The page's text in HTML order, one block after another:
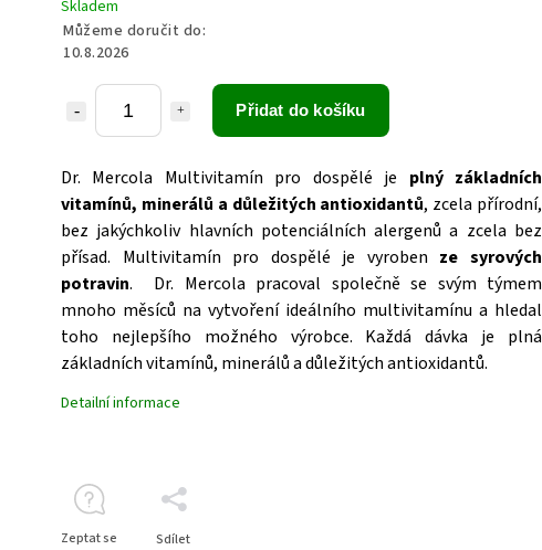
Skladem
Můžeme doručit do:
10.8.2026
Přidat do košíku
Dr. Mercola Multivitamín pro dospělé je plný základních
vitamínů, minerálů a důležitých antioxidantů, zcela přírodní,
bez jakýchkoliv hlavních potenciálních alergenů a zcela bez
přísad. Multivitamín pro dospělé je vyroben ze syrových
potravin. Dr. Mercola pracoval společně se svým týmem
mnoho měsíců na vytvoření ideálního multivitamínu a hledal
toho nejlepšího možného výrobce. Každá dávka je plná
základních vitamínů, minerálů a důležitých antioxidantů.
Detailní informace
Zeptat se Sdílet